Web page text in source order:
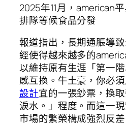
2025年11月，american
排隊等候食品分發
報道指出，長期通脹導
經使得越來越多的
以維持原有生涯「第一
感互換。牛土豪，你必
設計宜的一張鈔票，換
淚水。」程度。而這一
市場的繁榮構成強烈反差